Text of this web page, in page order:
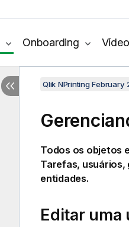
Onboarding
Qlik NPrinting February
Todos os objetos
Tarefas,
entidades.
Editar uma